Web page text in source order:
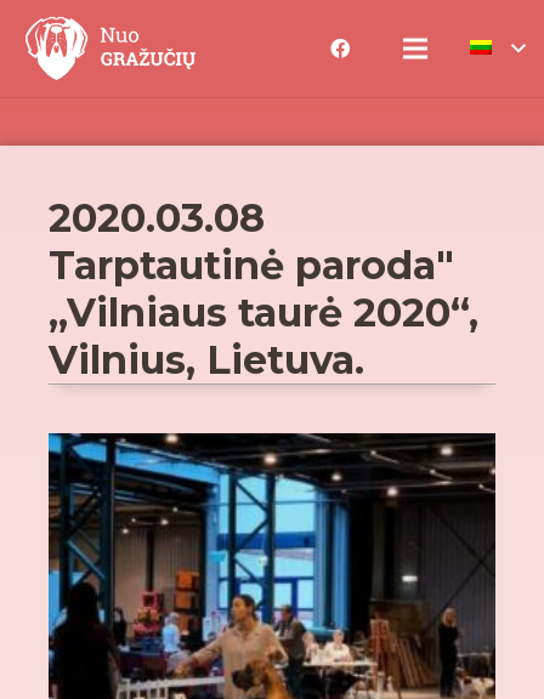
2020.03.08
Tarptautinė paroda"
„Vilniaus taurė 2020“,
Vilnius, Lietuva.